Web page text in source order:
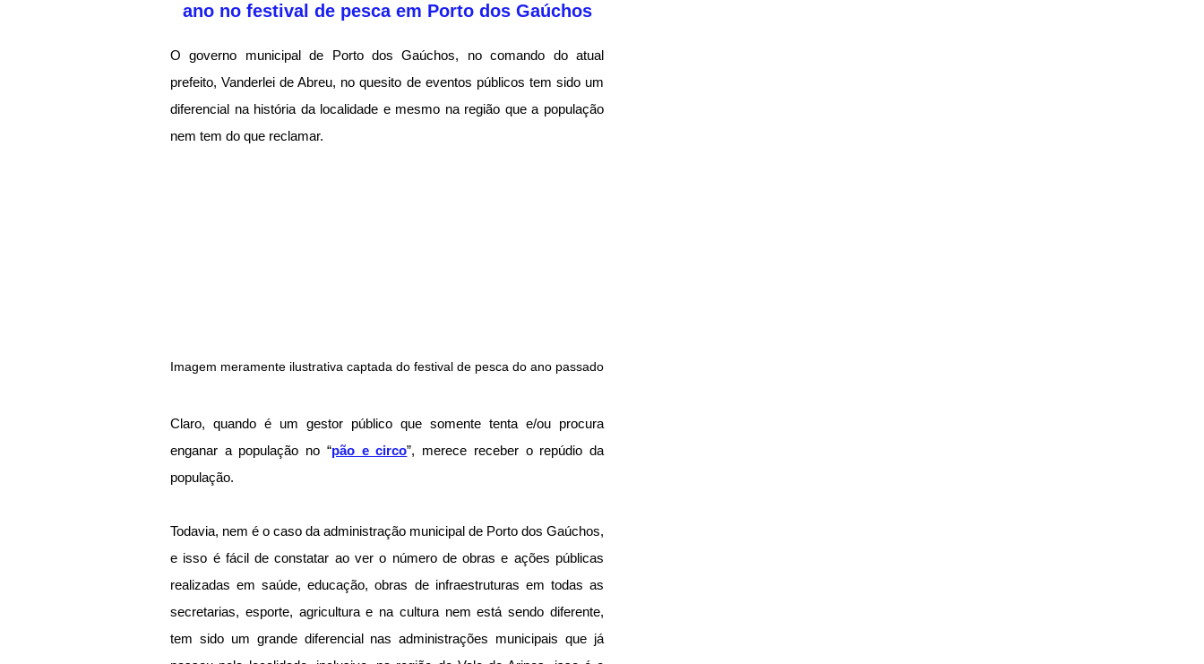
ano no festival de pesca em Porto dos Gaúchos
O governo municipal de Porto dos Gaúchos, no comando do atual
prefeito, Vanderlei de Abreu, no quesito de eventos públicos tem sido um
diferencial na história da localidade e mesmo na região que a população
nem tem do que reclamar.
Imagem meramente ilustrativa captada do festival de pesca do ano passado
Claro, quando é um gestor público que somente tenta e/ou procura
enganar a população no “pão e circo”, merece receber o repúdio da
população.
Todavia, nem é o caso da administração municipal de Porto dos Gaúchos,
e isso é fácil de constatar ao ver o número de obras e ações públicas
realizadas em saúde, educação, obras de infraestruturas em todas as
secretarias, esporte, agricultura e na cultura nem está sendo diferente,
tem sido um grande diferencial nas administrações municipais que já